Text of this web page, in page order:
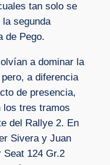
tan solo se
segunda
de Pego.
a dominar la
a diferencia
de presencia,
los tres tramos
del Rallye 2. En
Sivera y Juan
Seat 124 Gr.2